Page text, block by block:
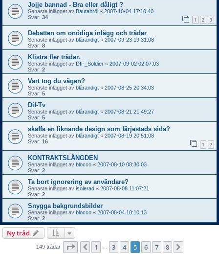
Jojje bannad - Bra eller dåligt ?
Senaste inlägget av Bautabröl « 2007-10-04 17:10:40
Svar: 34 1 2 3
Debatten om onödiga inlägg och trådar
Senaste inlägget av blårandigt « 2007-09-23 19:31:08
Svar: 8
Klistra fler trådar.
Senaste inlägget av DIF_Soldier « 2007-09-02 02:07:03
Svar: 2
Vart tog du vägen?
Senaste inlägget av blårandigt « 2007-08-25 20:34:03
Svar: 5
Dif-Tv
Senaste inlägget av blårandigt « 2007-08-21 21:49:27
Svar: 5
skaffa en liknande design som färjestads sida?
Senaste inlägget av blårandigt « 2007-08-19 20:51:08
Svar: 16 1 2
KONTRAKTSLÄNGDEN
Senaste inlägget av blocco « 2007-08-10 08:30:03
Svar: 2
Ta bort ignorering av användare?
Senaste inlägget av isolerad « 2007-08-08 11:07:21
Svar: 2
Snygga bakgrundsbilder
Senaste inlägget av blocco « 2007-08-04 10:10:13
Svar: 2
Ny tråd
149 trådar Sida av8
Föregående
1 3 4 5 6 7 8